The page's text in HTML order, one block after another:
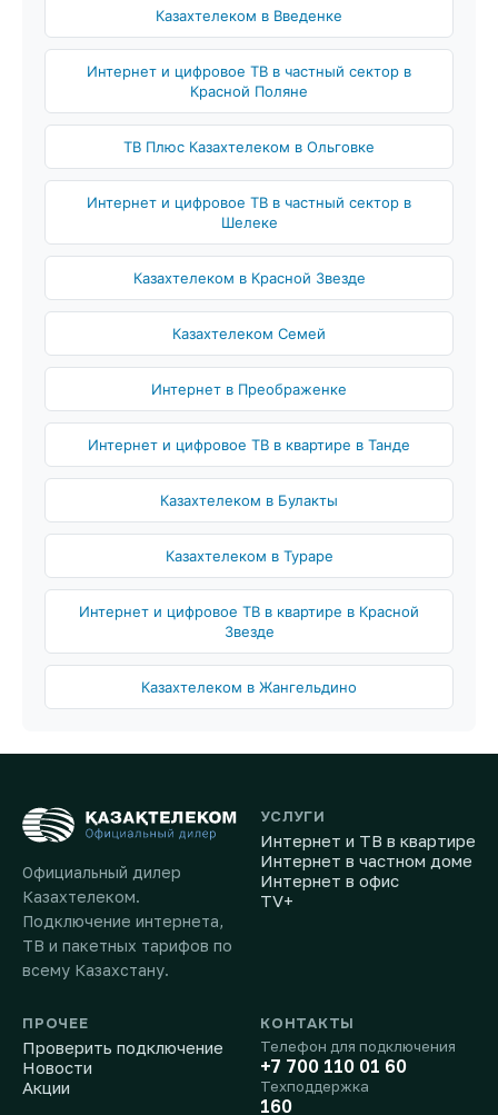
Казахтелеком в Введенке
Интернет и цифровое ТВ в частный сектор в
Красной Поляне
ТВ Плюс Казахтелеком в Ольговке
Интернет и цифровое ТВ в частный сектор в
Шелекe
Казахтелеком в Красной Звезде
Казахтелеком Семей
Интернет в Преображенке
Интернет и цифровое ТВ в квартире в Танде
Казахтелеком в Булакты
Казахтелеком в Тураре
Интернет и цифровое ТВ в квартире в Красной
Звезде
Казахтелеком в Жангельдино
Официальный дилер
Казахтелеком.
Подключение интернета,
ТВ и пакетных тарифов по
всему Казахстану.
УСЛУГИ
Интернет и ТВ в квартире
Интернет в частном доме
Интернет в офис
TV+
ПРОЧЕЕ
Проверить подключение
Новости
Акции
КОНТАКТЫ
Телефон для подключения
+7 700 110 01 60
Техподдержка
160